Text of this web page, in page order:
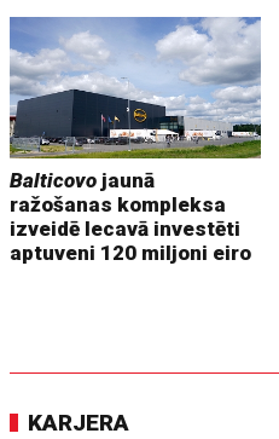
Balticovo jaunā
ražošanas kompleksa
izveidē Iecavā investēti
aptuveni 120 miljoni eiro
KARJERA